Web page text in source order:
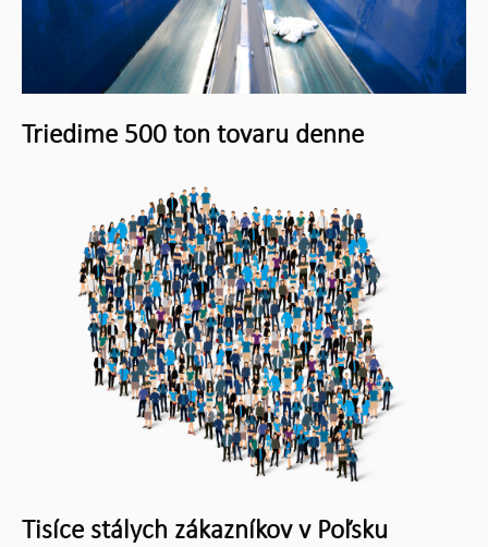
Triedime 500 ton tovaru denne
Tisíce stálych zákazníkov v Poľsku